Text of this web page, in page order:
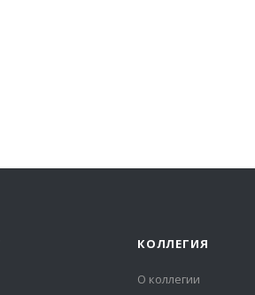
КОЛЛЕГИЯ
О коллегии